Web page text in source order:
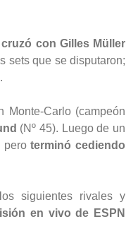
con Gilles Müller
sets que se disputaron;
.
Carlo (campeón
(Nº 45). Luego de un
peroterminó cediendo
siguientes rivales y
en vivo de ESPN